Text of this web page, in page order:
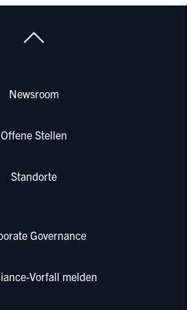
Newsroom
Offene Stellen
Standorte
Governance
Vorfall melden